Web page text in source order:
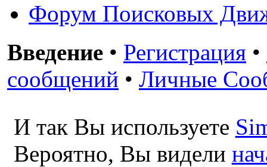
Форум Поисковых
Введение • Регистрация •
сообщений • Личные
И так Вы используете
Вероятно, Вы видели